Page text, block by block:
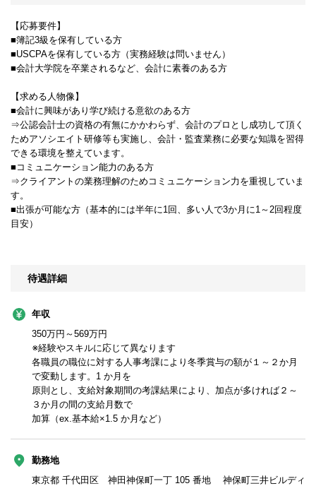
【応募要件】
■簿記3級を保有している方
■USCPAを保有している方（実務経験は問いません）
■会計大学院を卒業されるなど、会計に素養のある方
【求める人物像】
■会計に興味があり学び続ける意欲のある方
⇒公認会計士の資格の有無にかかわらず、会計のプロとし成功して頂く
ためアソシエイト研修等も実施し、会計・監査業務に必要な知識を習得
できる環境を整えています。
■コミュニケーション能力のある方
⇒クライアントの業務理解のためコミュニケーション力を重視していま
す。
■出張が可能な方（基本的には半年に1回、多い人で3か月に1～2回程度
目安）
待遇詳細
年収
350万円～569万円
※経験やスキルに応じて異なります
各職員の職位に対する人事考課により冬季賞与の額が１～２か月
で変動します。1 か月を
原則とし、支給対象期間の考課結果により、加点が多ければ２～
３か月の間の支給月数で
加算（ex.基本給×1.5 か月など）
勤務地
東京都 千代田区 神田神保町一丁 105 番地 神保町三井ビルディ